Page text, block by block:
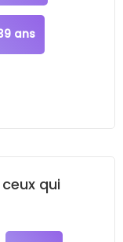
ans
qui